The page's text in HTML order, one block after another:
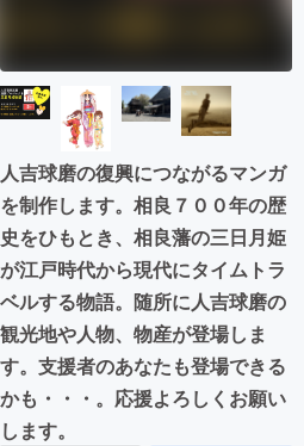
CAMPFIREふるさと納税
人吉球磨の復興につながるマンガ
を制作します。相良７００年の歴
史をひもとき、相良藩の三日月姫
が江戸時代から現代にタイムトラ
ベルする物語。随所に人吉球磨の
観光地や人物、物産が登場しま
す。支援者のあなたも登場できる
かも・・・。応援よろしくお願い
します。